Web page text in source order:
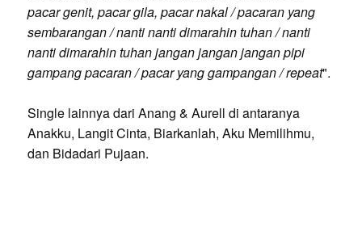
pacar genit, pacar gila, pacar nakal / pacaran yang
sembarangan / nanti nanti dimarahin tuhan / nanti
nanti dimarahin tuhan jangan jangan jangan pipi
gampang pacaran / pacar yang gampangan / repeat".
Single lainnya dari Anang & Aurell di antaranya
Anakku, Langit Cinta, Biarkanlah, Aku Memilihmu,
dan Bidadari Pujaan.